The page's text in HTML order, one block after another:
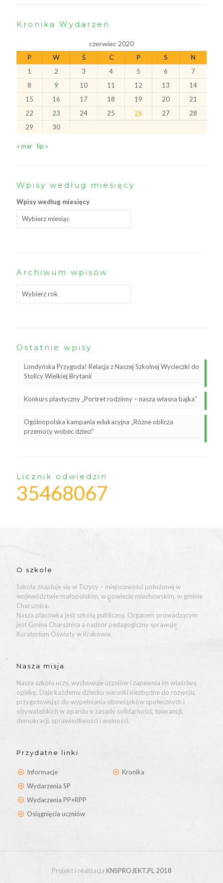
Kronika Wydarzeń
czerwiec 2020
P W Ś C P S
N
1
2 3 4 5 6
7
8
9 10 11 12 13
14
15
16 17 18 19 20
21
22
23 24 25 26 27
28
29
30
« mar lip »
Wpisy według miesięcy
Wpisy według miesięcy
Archiwum wpisów
Ostatnie wpisy
Londyńska Przygoda! Relacja z Naszej Szkolnej Wycieczki do
Stolicy Wielkiej Brytanii
Konkurs plastyczny „Portret rodzinny – nasza własna bajka”
Ogólnopolska kampania edukacyjna „Różne oblicza
przemocy wobec dzieci”
Licznik odwiedzin
35468067
O szkole
Szkoła znajduje się w Tczycy – miejscowości położonej w
województwie małopolskim, w powiecie miechowskim, w gminie
Charsznica.
Nasza placówka jest szkołą publiczną. Organem prowadzącym
jest Gmina Charsznica a nadzór pedagogiczny sprawuje
Kuratorium Oświaty w Krakowie.
Nasza misja
Nasza szkoła uczy, wychowuje uczniów i zapewnia im właściwą
opiekę. Daje każdemu dziecku warunki niezbędne do rozwoju,
przygotowując do wypełniania obowiązków społecznych i
obywatelskich w oparciu o zasady solidarności, tolerancji,
demokracji, sprawiedliwości i wolności.
Przydatne linki
Informacje
Wydarzenia SP
Wydarzenia PP+RPP
Osiągnięcia uczniów
Kronika
Projekt i realizacja KNSPROJEKT.PL 2018